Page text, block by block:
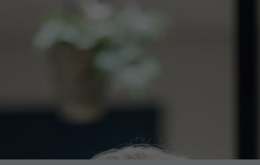
voorwaarden